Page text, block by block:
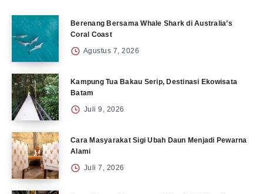
Berenang Bersama Whale Shark di Australia’s
Coral Coast
Agustus 7, 2026
Kampung Tua Bakau Serip, Destinasi Ekowisata
Batam
Juli 9, 2026
Cara Masyarakat Sigi Ubah Daun Menjadi Pewarna
Alami
Juli 7, 2026